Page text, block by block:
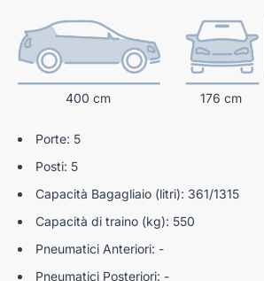
Advanced driver distraction
Frenata autonoma d'emergenza
Assistenza in salita
Isofix sui sedili posteriori laterali
Freni anteriori a disco ventilati /
Disattivazione dell'airbag del
400 cm 176 cm
Porte: 5
Posti: 5
Capacità Bagagliaio (litri): 361/1315
Capacità di traino (kg): 550
Pneumatici Anteriori: -
Pneumatici Posteriori: -